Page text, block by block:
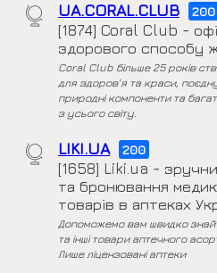
UA.CORAL.CLUB 200
[1874] Coral Club -
здорового способу
Coral Club більше 25 років
для здоров'я та краси,
природні компоненти та
з усього світу.
LIKI.UA 200
[1658] Liki.ua -
та бронювання
товарів в аптеках
Допоможемо вам швидко
та інші товари аптечного
Лише ліцензовані аптеки